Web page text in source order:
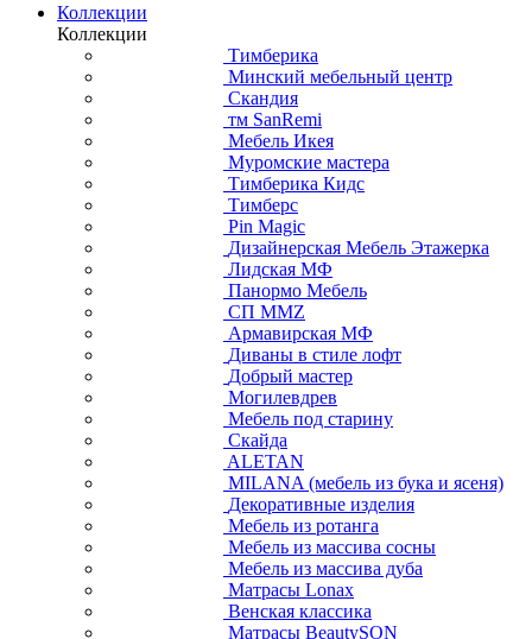
Коллекции
Коллекции
Тимберика
Минский мебельный центр
Скандия
тм SanRemi
Мебель Икея
Муромские мастера
Тимберика Кидс
Тимберс
Pin Magic
Дизайнерская Мебель Этажерка
Лидская МФ
Панормо Мебель
СП ММZ
Армавирская МФ
Диваны в стиле лофт
Добрый мастер
Могилевдрев
Мебель под старину
Скайда
ALETAN
MILANA (мебель из бука и ясеня)
Декоративные изделия
Мебель из ротанга
Мебель из массива сосны
Мебель из массива дуба
Матрасы Lonax
Венская классика
Матрасы BeautySON